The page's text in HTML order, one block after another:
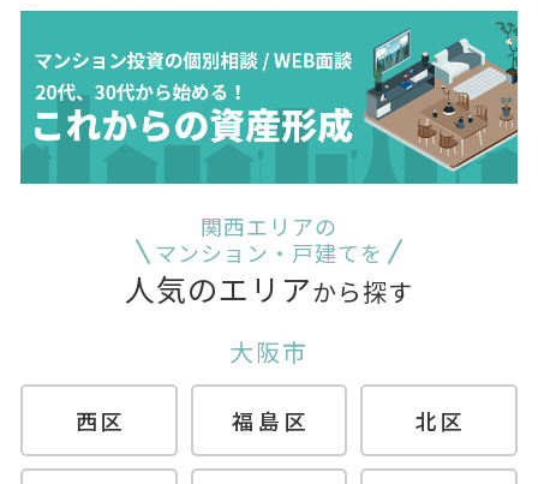
関西エリアの
マンション・戸建てを
人気のエリアから探す
大阪市
西区 福島区 北区